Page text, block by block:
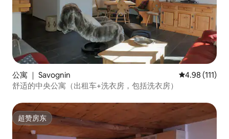
公寓 ｜ Savognin 平均评分 4.98
4.98 (111)
舒适的中央公寓（出租车+洗衣房，包括洗衣房）
超赞房东
超赞房东